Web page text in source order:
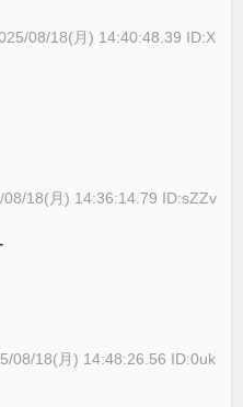
08/18(月) 14:40:48.39 ID:X
08/18(月) 14:36:14.79 ID:sZZv
08/18(月) 14:48:26.56 ID:0uk